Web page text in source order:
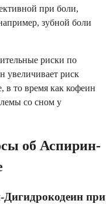
при боли,
зубной боли
риски по
увеличивает риск
в то время как кофеин
со сном у
об Аспирин-
при